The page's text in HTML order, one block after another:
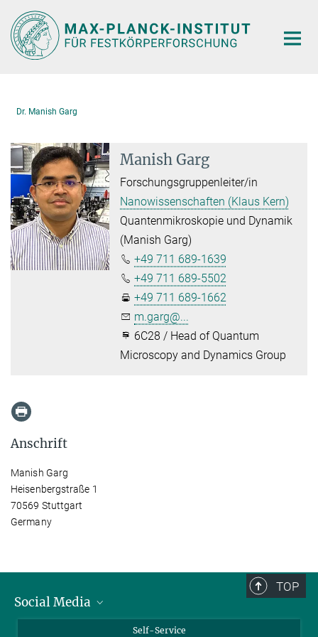
Hauptinhalt
Dr. Manish Garg
Manish Garg
Forschungsgruppenleiter/in
Nanowissenschaften (Klaus Kern)
Quantenmikroskopie und Dynamik
(Manish Garg)
+49 711 689-1639
+49 711 689-5502
+49 711 689-1662
m.garg@...
6C28 / Head of Quantum
Microscopy and Dynamics Group
Anschrift
Manish Garg
Heisenbergstraße 1
70569 Stuttgart
Germany
TOP
Social Media
Self-Service